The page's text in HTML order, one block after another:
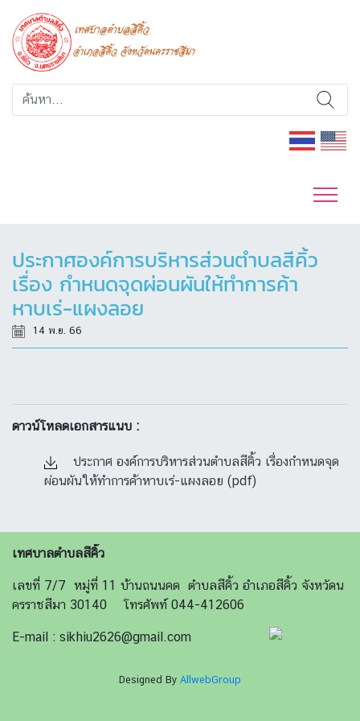
ประกาศองค์การบริหารส่วนตำบลสีคิ้ว
เรื่อง กำหนดจุดผ่อนผันให้ทำการค้า
หาบเร่-แผงลอย
14 พ.ย. 66
ดาวน์โหลดเอกสารแนบ :
ประกาศ องค์การบริหารส่วนตำบลสีคิ้ว เรื่องกำหนดจุด
ผ่อนผันให้ทำการค้าหาบเร่-แผงลอย (pdf)
เทศบาลตำบลสีคิ้ว
เลขที่ 7/7 หมู่ที่ 11 บ้านถนนคด ตำบลสีคิ้ว อำเภอสีคิ้ว จังหวัดน
ครราชสีมา 30140 โทรศัพท์ 044-412606
E-mail : sikhiu2626@gmail.com
Designed By AllwebGroup